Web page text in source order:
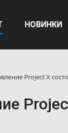
НОВИНКИ
Project X